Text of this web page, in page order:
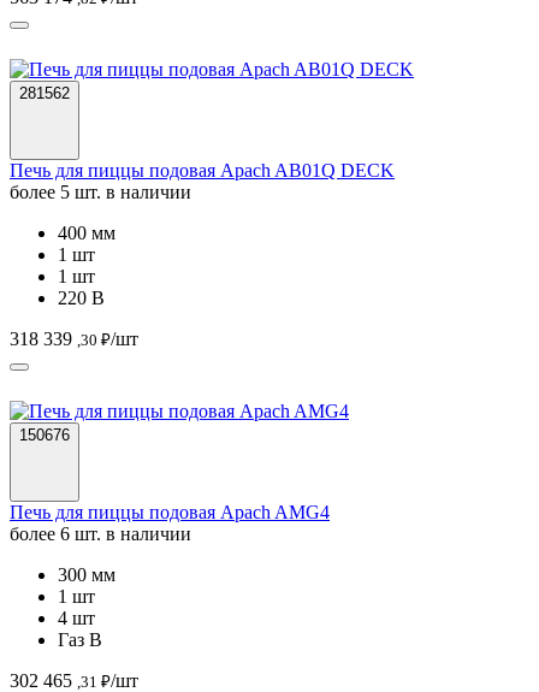
281562
Печь для пиццы подовая Apach AB01Q DECK
более 5 шт. в наличии
400 мм
1 шт
1 шт
220 В
318 339 ,30 ₽/шт
150676
Печь для пиццы подовая Apach AMG4
более 6 шт. в наличии
300 мм
1 шт
4 шт
Газ В
302 465 ,31 ₽/шт